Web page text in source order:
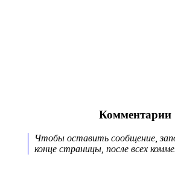
Комментарии
Чтобы оставить сообщение,
конце страницы, после всех